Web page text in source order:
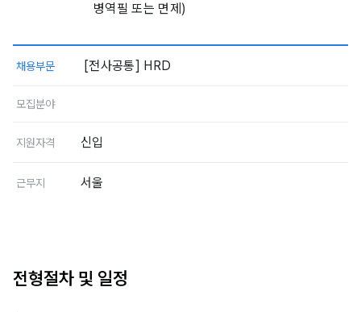
병역필 또는 면제)
채용부문 [전사공통] HRD
모집분야
지원자격 신입
근무지 서울
전형절차 및 일정